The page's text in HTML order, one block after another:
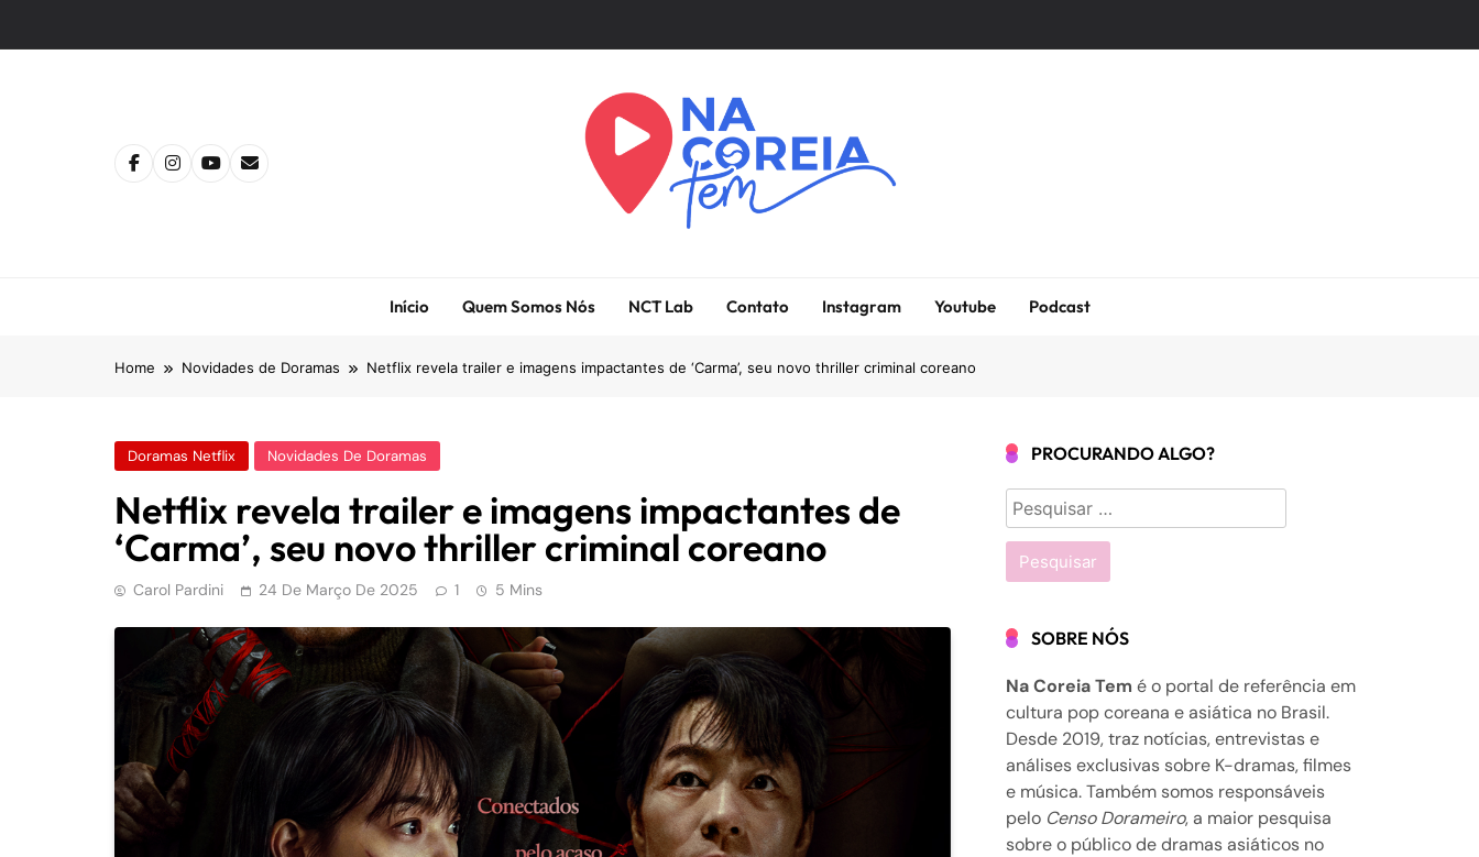
Início Quem Somos Nós NCT Lab Contato Instagram Youtube Podcast
Home Novidades de Doramas Netflix revela trailer e imagens impactantes de ‘Carma’, seu novo thriller criminal coreano
Doramas Netflix Novidades De Doramas
Netflix revela trailer e imagens impactantes de
‘Carma’, seu novo thriller criminal coreano
Carol Pardini 24 De Março De 2025 1 5 Mins
PROCURANDO ALGO?
Pesquisar
por:
SOBRE NÓS
Na Coreia Tem é o portal de referência em
cultura pop coreana e asiática no Brasil.
Desde 2019, traz notícias, entrevistas e
análises exclusivas sobre K-dramas, filmes
e música. Também somos responsáveis
pelo Censo Dorameiro, a maior pesquisa
sobre o público de dramas asiáticos no